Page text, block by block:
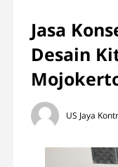
Jasa
Desain
US Jaya